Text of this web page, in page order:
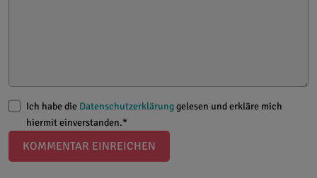
Ich habe die Datenschutzerklärunggelesen und erkläre mich
hiermit einverstanden.*
KOMMENTAR EINREICHEN